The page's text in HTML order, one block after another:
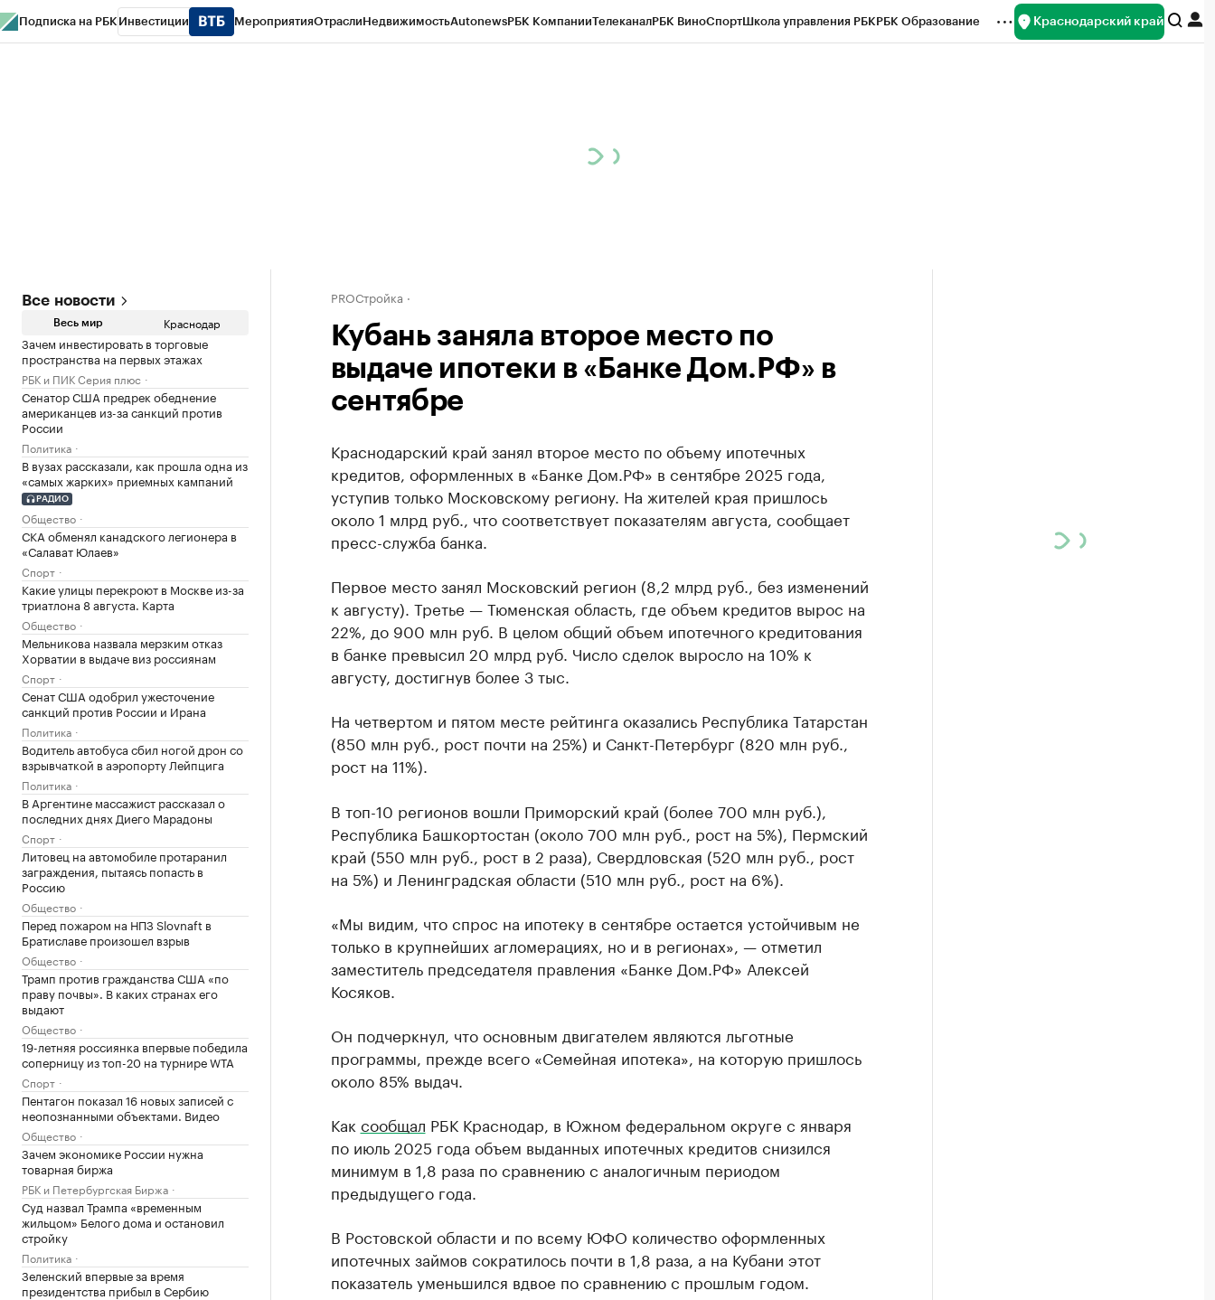
Подписка на РБК Инвестиции МероприятияОтраслиНедвижимостьAutonewsРБК КомпанииТелеканалРБК ВиноСпортШкола управления РБКРБК Образование Краснодарский край
Все новости
Весь мир Краснодар
Зачем инвестировать в торговые
пространства на первых этажах
РБК и ПИК Серия плюс
Сенатор США предрек обеднение
американцев из-за санкций против
России
Политика
В вузах рассказали, как прошла одна из
«самых жарких» приемных кампаний
РАДИО
Общество
СКА обменял канадского легионера в
«Салават Юлаев»
Спорт
Какие улицы перекроют в Москве из-за
триатлона 8 августа. Карта
Общество
Мельникова назвала мерзким отказ
Хорватии в выдаче виз россиянам
Спорт
Сенат США одобрил ужесточение
санкций против России и Ирана
Политика
Водитель автобуса сбил ногой дрон со
взрывчаткой в аэропорту Лейпцига
Политика
В Аргентине массажист рассказал о
последних днях Диего Марадоны
Спорт
Литовец на автомобиле протаранил
заграждения, пытаясь попасть в
Россию
Общество
Перед пожаром на НПЗ Slovnaft в
Братиславе произошел взрыв
Общество
Трамп против гражданства США «по
праву почвы». В каких странах его
выдают
Общество
19-летняя россиянка впервые победила
соперницу из топ-20 на турнире WTA
Спорт
Пентагон показал 16 новых записей с
неопознанными объектами. Видео
Общество
Зачем экономике России нужна
товарная биржа
РБК и Петербургская Биржа
Суд назвал Трампа «временным
жильцом» Белого дома и остановил
стройку
Политика
Зеленский впервые за время
президентства прибыл в Сербию
PROСтройка
Кубань заняла второе место по
выдаче ипотеки в «Банке Дом.РФ» в
сентябре
Краснодарский край занял второе место по объему ипотечных
кредитов, оформленных в «Банке Дом.РФ» в сентябре 2025 года,
уступив только Московскому региону. На жителей края пришлось
около 1 млрд руб., что соответствует показателям августа, сообщает
пресс-служба банка.
Первое место занял Московский регион (8,2 млрд руб., без изменений
к августу). Третье — Тюменская область, где объем кредитов вырос на
22%, до 900 млн руб. В целом общий объем ипотечного кредитования
в банке превысил 20 млрд руб. Число сделок выросло на 10% к
августу, достигнув более 3 тыс.
На четвертом и пятом месте рейтинга оказались Республика Татарстан
(850 млн руб., рост почти на 25%) и Санкт-Петербург (820 млн руб.,
рост на 11%).
В топ-10 регионов вошли Приморский край (более 700 млн руб.),
Республика Башкортостан (около 700 млн руб., рост на 5%), Пермский
край (550 млн руб., рост в 2 раза), Свердловская (520 млн руб., рост
на 5%) и Ленинградская области (510 млн руб., рост на 6%).
«Мы видим, что спрос на ипотеку в сентябре остается устойчивым не
только в крупнейших агломерациях, но и в регионах», — отметил
заместитель председателя правления «Банке Дом.РФ» Алексей
Косяков.
Он подчеркнул, что основным двигателем являются льготные
программы, прежде всего «Семейная ипотека», на которую пришлось
около 85% выдач.
Как сообщал РБК Краснодар, в Южном федеральном округе с января
по июль 2025 года объем выданных ипотечных кредитов снизился
минимум в 1,8 раза по сравнению с аналогичным периодом
предыдущего года.
В Ростовской области и по всему ЮФО количество оформленных
ипотечных займов сократилось почти в 1,8 раза, а на Кубани этот
показатель уменьшился вдвое по сравнению с прошлым годом.